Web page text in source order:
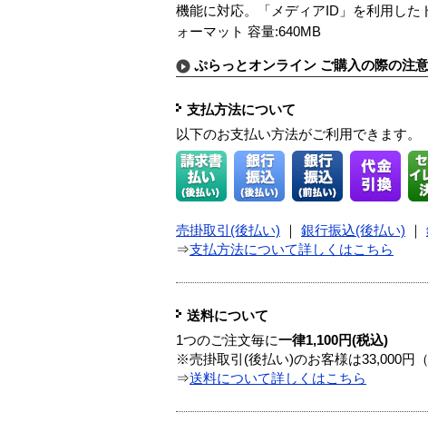
機能に対応。「メディアID」を利用し
ォーマット 容量:640MB
ぷらっとオンライン ご購入の際の注
支払方法について
以下のお支払い方法がご利用できます。
売掛取引(後払い) 銀行振込(後払い)
⇒支払方法について詳しくはこちら
送料について
1つのご注文毎に一律1,100円(税込)
※売掛取引(後払い)のお客様は33,000円
⇒送料について詳しくはこちら